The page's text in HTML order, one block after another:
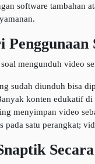
software tambahan
mengunduh video
sudah diunduh bisa
konten edukatif di
menyimpan video
pada satu perangkat;